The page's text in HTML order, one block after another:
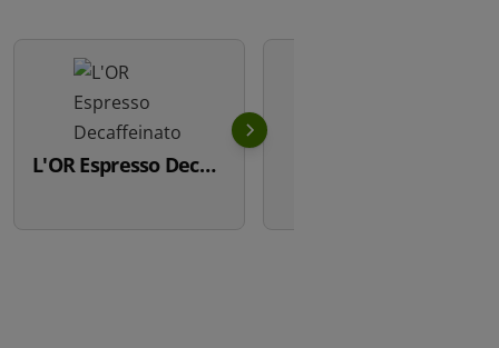
L'OR Espresso Decaffeinato